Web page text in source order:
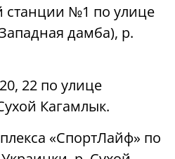
станции №1 по улице
дамба), р.
22 по улице
Кагамлык.
«СпортЛайф» по